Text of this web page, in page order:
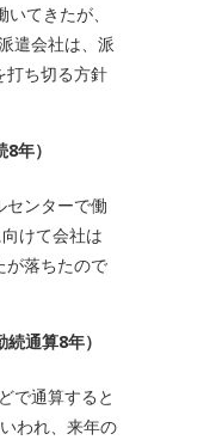
てきたが、
遣会社は、派
打ち切る方針
8年）
センターで働
けて会社は
が落ちたので
続通算8年）
で通算すると
われ、来年の